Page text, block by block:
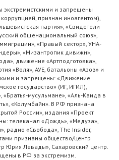
экстремистскими и запрещены
признан иноагентом),
партия», «Свидетели
общенациональный союз»,
«Правый сектор», УНА-
«Мизантропик дивижн»,
движение «Артподготовка»,
«Воля», АУЕ, батальоны «Азов» и
и запрещены: «Движение
государство» (ИГ, ИГИЛ),
мусульмане», «Аль-Каида в
«Колумбайн». В РФ признана
России», издания «Проект
телеканал «Дождь», «Медуза»,
радио «Свобода», The Insider,
признаны общество/центр
Юрия Левады», Сахаровский центр.
в РФ за экстремизм.